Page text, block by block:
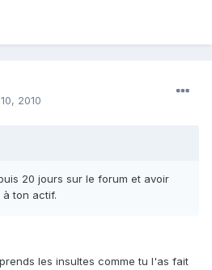
2010
20 jours sur le forum et avoir
à ton actif.
les insultes comme tu l'as fait